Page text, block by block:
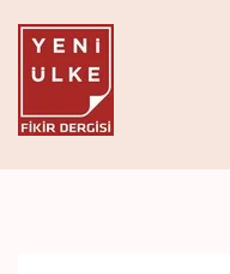
content
Yeni Ülke